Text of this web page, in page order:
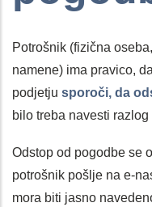
Potrošnik (fizična
namene) ima pravico,
podjetju sporoči, da
bilo treba navesti
Odstop od pogodbe se
potrošnik pošlje na e-
mora biti jasno